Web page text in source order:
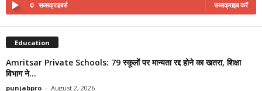
0 सब्सक्राइबर्स सब्सक्राइब करें
Education
Amritsar Private Schools: 79 स्कूलों पर मान्यता रद्द होने का खतरा, शिक्षा
विभाग ने...
punjabpro - August 2, 2026